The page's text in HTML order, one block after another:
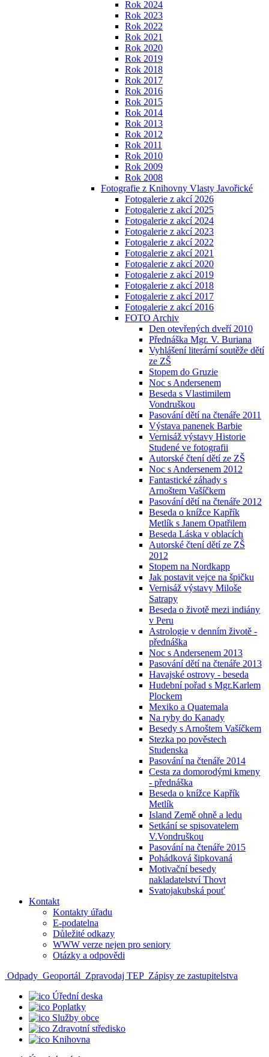
Rok 2024
Rok 2023
Rok 2022
Rok 2021
Rok 2020
Rok 2019
Rok 2018
Rok 2017
Rok 2016
Rok 2015
Rok 2014
Rok 2013
Rok 2012
Rok 2011
Rok 2010
Rok 2009
Rok 2008
Fotografie z Knihovny Vlasty Javořické
Fotogalerie z akcí 2026
Fotogalerie z akcí 2025
Fotogalerie z akcí 2024
Fotogalerie z akcí 2023
Fotogalerie z akcí 2022
Fotogalerie z akcí 2021
Fotogalerie z akcí 2020
Fotogalerie z akcí 2019
Fotogalerie z akcí 2018
Fotogalerie z akcí 2017
Fotogalerie z akcí 2016
FOTO Archiv
Den otevřených dveří 2010
Přednáška Mgr. V. Buriana
Vyhlášení literární soutěže dětí
ze ZŠ
Stopem do Gruzie
Noc s Andersenem
Beseda s Vlastimilem
Vondruškou
Pasování dětí na čtenáře 2011
Výstava panenek Barbie
Vernisáž výstavy Historie
Studené ve fotografii
Autorské čtení dětí ze ZŠ
Noc s Andersenem 2012
Fantastické záhady s
Arnoštem Vašíčkem
Pasování dětí na čtenáře 2012
Beseda o knížce Kapřík
Metlík s Janem Opatřilem
Beseda Láska v oblacích
Autorské čtení dětí ze ZŠ
2012
Stopem na Nordkapp
Jak postavit vejce na špičku
Vernisáž výstavy Miloše
Satrapy
Beseda o životě mezi indiány
v Peru
Astrologie v denním životě -
přednáška
Noc s Andersenem 2013
Pasování dětí na čtenáře 2013
Havajské ostrovy - beseda
Hudební pořad s Mgr.Karlem
Plockem
Mexiko a Quatemala
Na ryby do Kanady
Besedy s Arnoštem Vašíčkem
Stezka po pověstech
Studenska
Pasování na čtenáře 2014
Cesta za domorodými kmeny
- přednáška
Beseda o knížce Kapřík
Metlík
Island Země ohně a ledu
Setkání se spisovatelem
V.Vondruškou
Pasování na čtenáře 2015
Pohádková šipkovaná
Motivační besedy
nakladatelství Thovt
Svatojakubská pouť
Kontakt
Kontakty úřadu
E-podatelna
Důležité odkazy
WWW verze nejen pro seniory
Otázky a odpovědi
Odpady Geoportál Zpravodaj TEP Zápisy ze zastupitelstva
Úřední deska
Poplatky
Služby obce
Zdravotní středisko
Knihovna